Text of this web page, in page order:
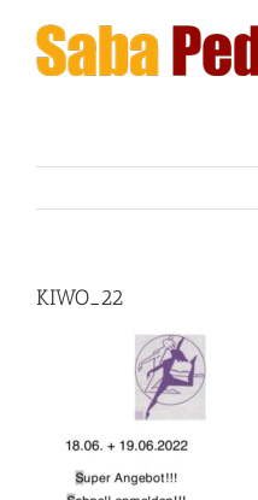
Inhalt
springen
KIWO_22